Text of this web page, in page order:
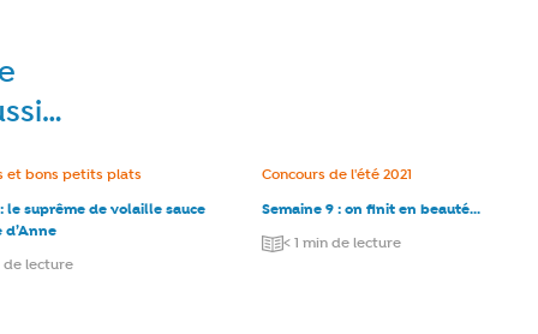
le suprême de volaille sauce
:
et bons petits plats
de lecture
Semaine 9 : on finit en beauté...
Catégorie :
Concours de l'été 2021
< 1 min de lecture